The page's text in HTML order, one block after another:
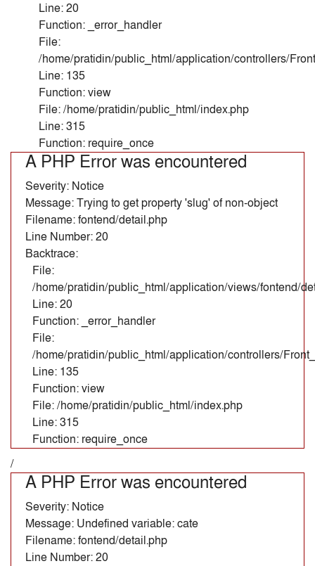
Line: 20
Function: _error_handler
File:
/home/pratidin/public_html/application/controllers/
Line: 135
Function: view
File: /home/pratidin/public_html/index.php
Line: 315
Function: require_once
A PHP Error was encountered
Severity: Notice
Message: Trying to get property 'slug' of non-object
Filename: fontend/detail.php
Line Number: 20
Backtrace:
File:
/home/pratidin/public_html/application/views/fontend/
Line: 20
Function: _error_handler
File:
/home/pratidin/public_html/application/controllers/
Line: 135
Function: view
File: /home/pratidin/public_html/index.php
Line: 315
Function: require_once
/
A PHP Error was encountered
Severity: Notice
Message: Undefined variable: cate
Filename: fontend/detail.php
Line Number: 20